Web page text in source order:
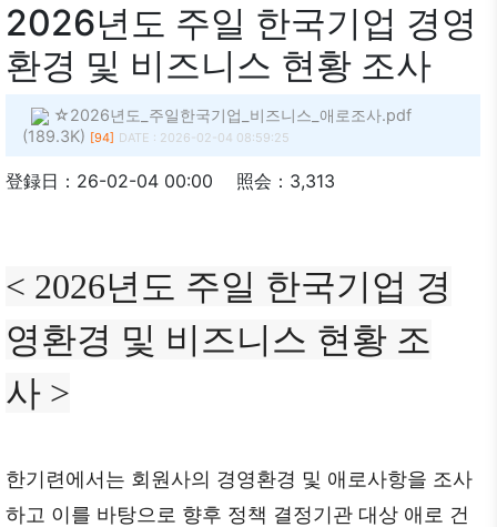
2026년도 주일 한국기업 경영
환경 및 비즈니스 현황 조사
☆2026년도_주일한국기업_비즈니스_애로조사.pdf
(189.3K) [94] DATE : 2026-02-04 08:59:25
登録日：26-02-04 00:00 照会：3,313
< 2026년도 주일 한국기업 경
영환경 및 비즈니스 현황 조
사 >
한기련에서는 회원사의 경영환경 및 애로사항을 조사
하고 이를 바탕으로 향후 정책 결정기관 대상 애로 건